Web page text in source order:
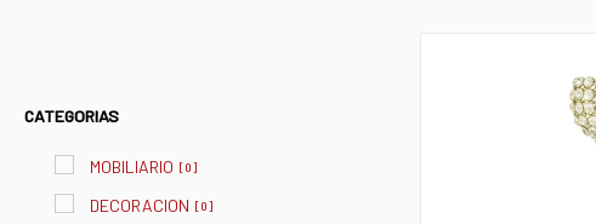
CATEGORIAS
MOBILIARIO [0]
DECORACION [0]